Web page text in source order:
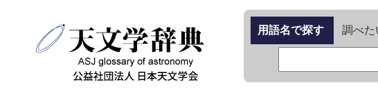
用語名で探す 調べた